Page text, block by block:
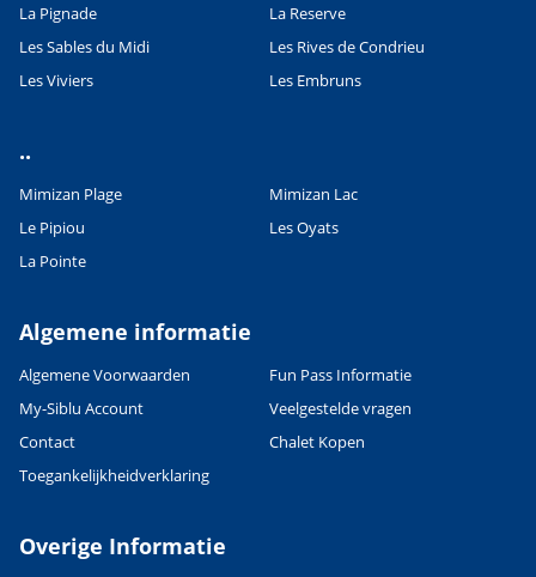
La Pignade
La Reserve
Les Sables du Midi
Les Rives de Condrieu
Les Viviers
Les Embruns
..
Mimizan Plage
Mimizan Lac
Le Pipiou
Les Oyats
La Pointe
Algemene informatie
Algemene Voorwaarden
Fun Pass Informatie
My-Siblu Account
Veelgestelde vragen
Contact
Chalet Kopen
Toegankelijkheidverklaring
Overige Informatie